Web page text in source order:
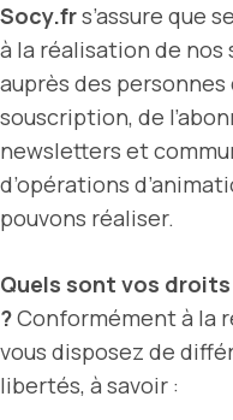
Socy.frs’assure que
à la réalisation de
auprès des
souscription, de
newsletters et
d’opérations
pouvons réaliser.
Quels sont vos
?Conformément à la
vous disposez de
libertés, à savoir :